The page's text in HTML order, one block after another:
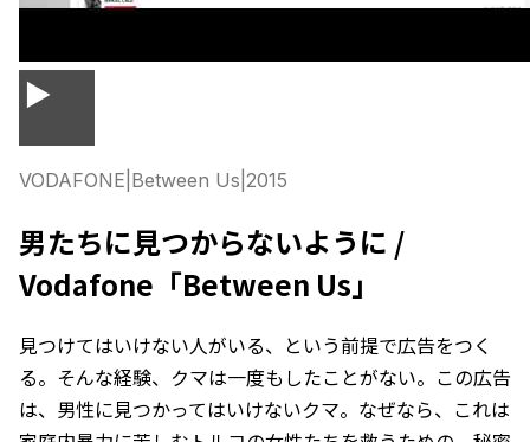
▶
VODAFONE Between Us 2015
男たちに見つからないように /
Vodafone「Between Us」
見つけてはいけない人がいる、という前提で広告をつく
る。そんな経験、クマは一度もしたことがない。この広告
は、男性に見つかってはいけないクマ。なぜなら、これは